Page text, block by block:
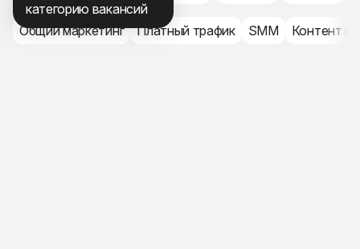
Общий маркетинг Платный трафик SMM Контент и
категорию вакансий